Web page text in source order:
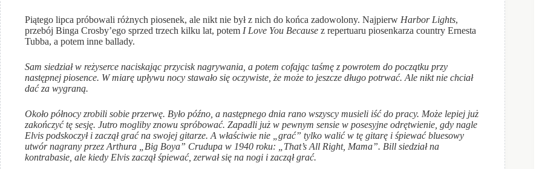
Piątego lipca próbowali różnych piosenek, ale nikt nie był z nich do końca zadowolony. Najpierw Harbor Lights,
przebój Binga Crosby’ego sprzed trzech kilku lat, potem I Love You Because z repertuaru piosenkarza country Ernesta
Tubba, a potem inne ballady.
Sam siedział w reżyserce naciskając przycisk nagrywania, a potem cofając taśmę z powrotem do początku przy
następnej piosence. W miarę upływu nocy stawało się oczywiste, że może to jeszcze długo potrwać. Ale nikt nie chciał
dać za wygraną.
Około północy zrobili sobie przerwę. Było późno, a następnego dnia rano wszyscy musieli iść do pracy. Może lepiej już
zakończyć tę sesję. Jutro mogliby znowu spróbować. Zapadli już w pewnym sensie w posesyjne odrętwienie, gdy nagle
Elvis podskoczył i zaczął grać na swojej gitarze. A właściwie nie „grać” tylko walić w tę gitarę i śpiewać bluesowy
utwór nagrany przez Arthura „Big Boya” Crudupa w 1940 roku: „That’s All Right, Mama”. Bill siedział na
kontrabasie, ale kiedy Elvis zaczął śpiewać, zerwał się na nogi i zaczął grać.